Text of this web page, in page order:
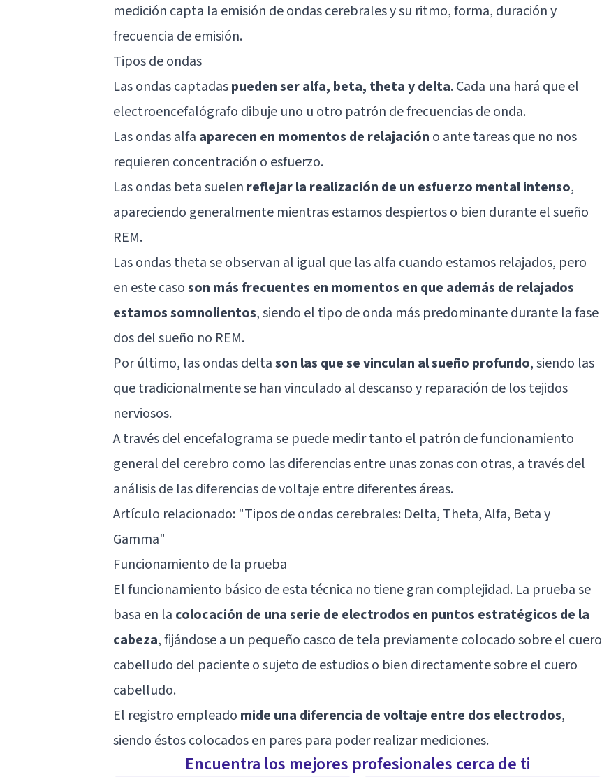
medición capta la emisión de ondas cerebrales y su ritmo, forma, duración y
frecuencia de emisión.
Tipos de ondas
Las ondas captadaspueden ser alfa, beta, theta y delta. Cada una hará que el
electroencefalógrafo dibuje uno u otro patrón de frecuencias de onda.
Las ondas alfa aparecen en momentos de relajación o ante tareas que no nos
requieren concentración o esfuerzo.
Las ondas beta suelen reflejar la realización de un esfuerzo mental intenso,
apareciendo generalmente mientras estamos despiertos o bien durante el sueño
REM.
Las ondas theta se observan al igual que las alfa cuando estamos relajados, pero
en este casoson más frecuentes en momentos en que además de relajados
estamos somnolientos, siendo el tipo de onda más predominante durante la fase
dos del sueño no REM.
Por último, las ondas deltason las que se vinculan al sueño profundo, siendo las
que tradicionalmente se han vinculado al descanso y reparación de los tejidos
nerviosos.
A través del encefalograma se puede medir tanto el patrón de funcionamiento
general del cerebro como las diferencias entre unas zonas con otras, a través del
análisis de las diferencias de voltaje entre diferentes áreas.
Artículo relacionado: "Tipos de ondas cerebrales: Delta, Theta, Alfa, Beta y
Gamma"
Funcionamiento de la prueba
El funcionamiento básico de esta técnica no tiene gran complejidad. La prueba se
basa en la colocación de una serie de electrodos en puntos estratégicos de la
cabeza, fijándose a un pequeño casco de tela previamente colocado sobre el cuero
cabelludo del paciente o sujeto de estudios o bien directamente sobre el cuero
cabelludo.
El registro empleado mide una diferencia de voltaje entre dos electrodos,
siendo éstos colocados en pares para poder realizar mediciones.
Encuentra los mejores profesionales cerca de ti